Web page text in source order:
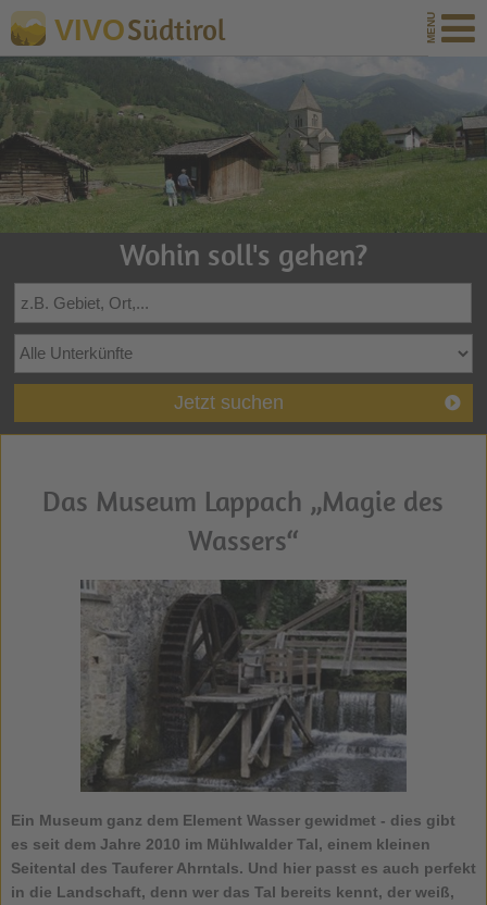
VIVOSüdtirol
Wohin soll's gehen?
Jetzt suchen
Das Museum Lappach „Magie des
Wassers“
Ein Museum ganz dem Element Wasser gewidmet - dies gibt
es seit dem Jahre 2010 im Mühlwalder Tal, einem kleinen
Seitental des Tauferer Ahrntals. Und hier passt es auch perfekt
in die Landschaft, denn wer das Tal bereits kennt, der weiß,